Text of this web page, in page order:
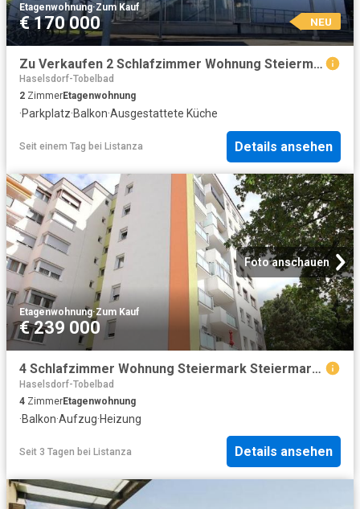
Etagenwohnung·Zum Kauf
€ 170 000 NEU
Zu Verkaufen 2 Schlafzimmer Wohnung Steiermark Steiermark DS104798416
Haselsdorf-Tobelbad
2 ZimmerEtagenwohnung
·Parkplatz·Balkon·Ausgestattete Küche
Seit einem Tag bei Listanza Details ansehen
Foto anschauen
Etagenwohnung·Zum Kauf
€ 239 000
4 Schlafzimmer Wohnung Steiermark Steiermark 104755612
Haselsdorf-Tobelbad
4 ZimmerEtagenwohnung
·Balkon·Aufzug·Heizung
Seit 3 Tagen bei Listanza Details ansehen